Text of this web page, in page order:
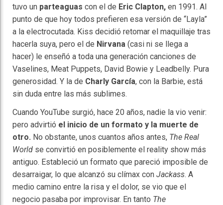
tuvo un parteaguas con el de Eric Clapton, en 1991. Al
punto de que hoy todos prefieren esa versión de “Layla”
a la electrocutada. Kiss decidió retomar el maquillaje tras
hacerla suya, pero el de Nirvana (casi ni se llega a
hacer) le enseñó a toda una generación canciones de
Vaselines, Meat Puppets, David Bowie y Leadbelly. Pura
generosidad. Y la de Charly García, con la Barbie, está
sin duda entre las más sublimes.
Cuando YouTube surgió, hace 20 años, nadie la vio venir:
pero advirtió el inicio de un formato y la muerte de
otro. No obstante, unos cuantos años antes, The Real
World se convirtió en posiblemente el reality show más
antiguo. Estableció un formato que pareció imposible de
desarraigar, lo que alcanzó su clímax con Jackass. A
medio camino entre la risa y el dolor, se vio que el
negocio pasaba por improvisar. En tanto The